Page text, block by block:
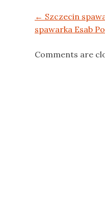
Post navigation
← Szczecin
spawarka Esab
Comments are